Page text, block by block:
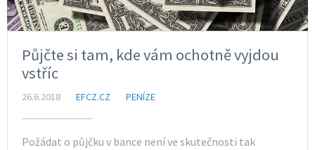
Půjčte si tam, kde vám ochotně vyjdou
vstříc
26.6.2018 EFCZ.CZ PENÍZE
Požádat o půjčku v bance není ve skutečnosti tak